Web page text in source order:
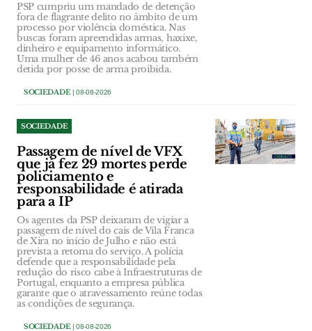
PSP cumpriu um mandado de detenção
fora de flagrante delito no âmbito de um
processo por violência doméstica. Nas
buscas foram apreendidas armas, haxixe,
dinheiro e equipamento informático.
Uma mulher de 46 anos acabou também
detida por posse de arma proibida.
SOCIEDADE| 08-08-2026
SOCIEDADE
Passagem de nível de VFX
que já fez 29 mortes perde
policiamento e
responsabilidade é atirada
para a IP
Os agentes da PSP deixaram de vigiar a
passagem de nível do cais de Vila Franca
de Xira no início de Julho e não está
prevista a retoma do serviço. A polícia
defende que a responsabilidade pela
redução do risco cabe à Infraestruturas de
Portugal, enquanto a empresa pública
garante que o atravessamento reúne todas
as condições de segurança.
SOCIEDADE| 08-08-2026